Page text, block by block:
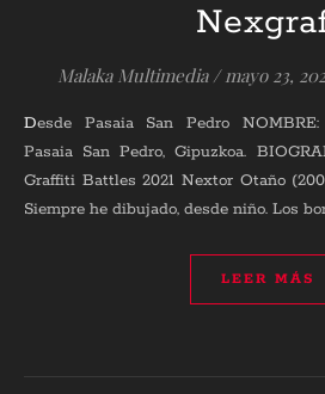
Malaka Multimedia / mayo 23,
Desde Pasaia San Pedro NOMBRE: Nexgraff LOCALIDAD:
Pasaia San Pedro, Gipuzkoa.
Graffiti Battles 2021 Nextor Otaño
Siempre he dibujado, desde niño. Los
LEER MÁS